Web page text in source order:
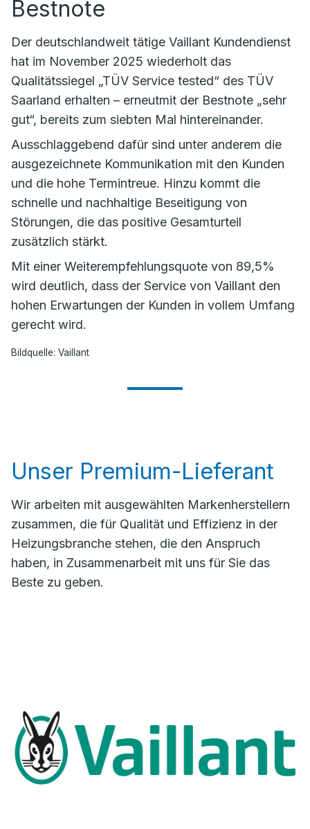
Bestnote
Der deutschlandweit tätige Vaillant Kundendienst
hat im November 2025 wiederholt das
Qualitätssiegel „TÜV Service tested“ des TÜV
Saarland erhalten – erneutmit der Bestnote „sehr
gut“, bereits zum siebten Mal hintereinander.
Ausschlaggebend dafür sind unter anderem die
ausgezeichnete Kommunikation mit den Kunden
und die hohe Termintreue. Hinzu kommt die
schnelle und nachhaltige Beseitigung von
Störungen, die das positive Gesamturteil
zusätzlich stärkt.
Mit einer Weiterempfehlungsquote von 89,5%
wird deutlich, dass der Service von Vaillant den
hohen Erwartungen der Kunden in vollem Umfang
gerecht wird.
Bildquelle: Vaillant
Unser Premium-Lieferant
Wir arbeiten mit ausgewählten Markenherstellern
zusammen, die für Qualität und Effizienz in der
Heizungsbranche stehen, die den Anspruch
haben, in Zusammenarbeit mit uns für Sie das
Beste zu geben.